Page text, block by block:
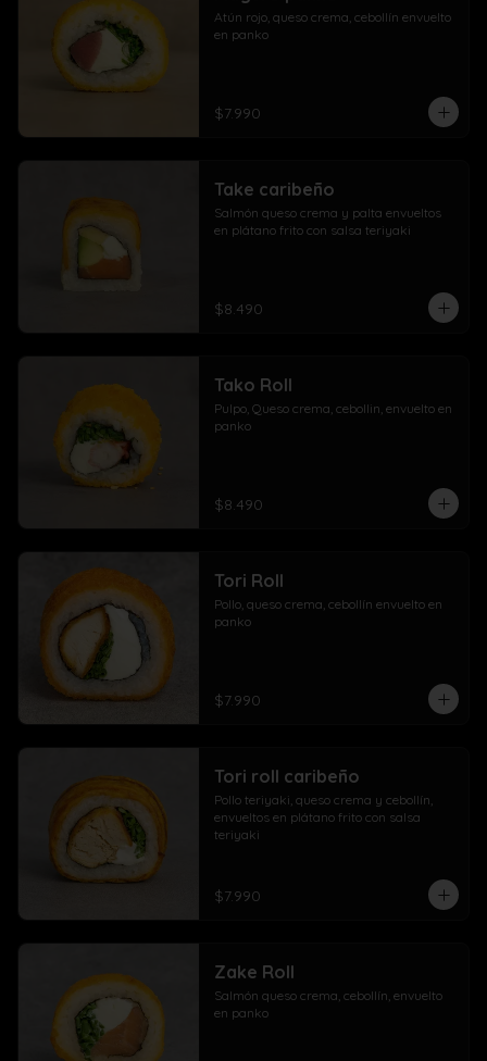
Atún rojo, queso crema, cebollín envuelto
en panko
$7.990
Take caribeño
Salmón queso crema y palta envueltos
en plátano frito con salsa teriyaki
$8.490
Tako Roll
Pulpo, Queso crema, cebollin, envuelto en
panko
$8.490
Tori Roll
Pollo, queso crema, cebollín envuelto en
panko
$7.990
Tori roll caribeño
Pollo teriyaki, queso crema y cebollín,
envueltos en plátano frito con salsa
teriyaki
$7.990
Zake Roll
Salmón queso crema, cebollín, envuelto
en panko